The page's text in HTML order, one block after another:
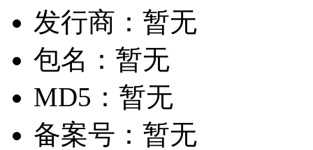
发行商： 暂无
包名： 暂无
MD5： 暂无
备案号： 暂无